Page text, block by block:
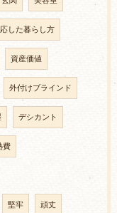
した暮らし方
資産価値
外付けブラインド
デシカント
費
堅牢 頑丈